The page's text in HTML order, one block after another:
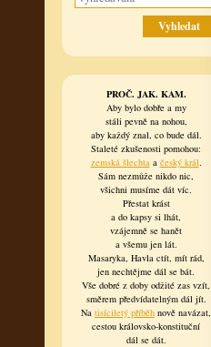
PROČ. JAK. KAM.
Aby bylo dobře a my
stáli pevně na nohou,
aby každý znal, co bude dál.
Staleté zkušenosti pomohou:
zemská šlechtaa český král.
Sám nezmůže nikdo nic,
všichni musíme dát víc.
Přestat krást
a do kapsy si lhát,
vzájemně se hanět
a všemu jen lát.
Masaryka, Havla ctít, mít rád,
jen nechtějme dál se bát.
Vše dobré z doby odžité zas vzít,
směrem předvídatelným dál jít.
Na tisíciletý příběh nově navázat,
cestou královsko-konstituční
dál se dát.